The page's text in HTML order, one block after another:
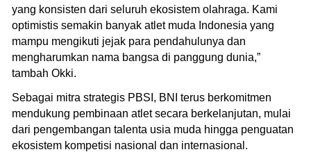
yang konsisten dari seluruh ekosistem olahraga. Kami
optimistis semakin banyak atlet muda Indonesia yang
mampu mengikuti jejak para pendahulunya dan
mengharumkan nama bangsa di panggung dunia,”
tambah Okki.
Sebagai mitra strategis PBSI, BNI terus berkomitmen
mendukung pembinaan atlet secara berkelanjutan, mulai
dari pengembangan talenta usia muda hingga penguatan
ekosistem kompetisi nasional dan internasional.